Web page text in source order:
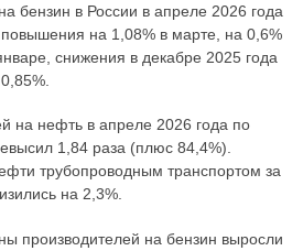
бензин в России в апреле 2026 года
на 1,08% в марте, на 0,6%
снижения в декабре 2025 года
на нефть в апреле 2026 года по
1,84 раза (плюс 84,4%).
трубопроводным транспортом за
на 2,3%.
производителей на бензин выросли